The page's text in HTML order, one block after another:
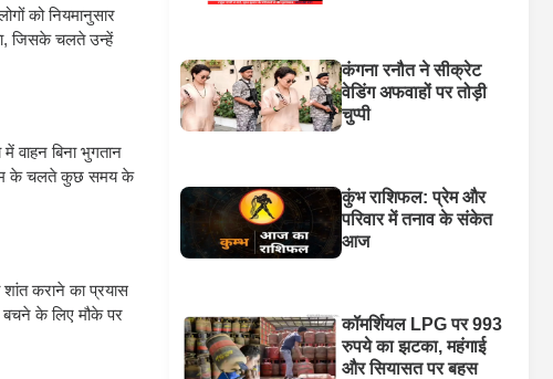
को नियमानुसार
जिसके चलते उन्हें
वाहन बिना भुगतान
के चलते कुछ समय के
कराने का प्रयास
बचने के लिए मौके पर
कंगना रनौत ने सीक्रेट
वेडिंग अफवाहों पर तोड़ी
चुप्पी
कुंभ राशिफल: प्रेम और
परिवार में तनाव के संकेत
आज
कॉमर्शियल LPG पर 993
रुपये का झटका, महंगाई
और सियासत पर बहस